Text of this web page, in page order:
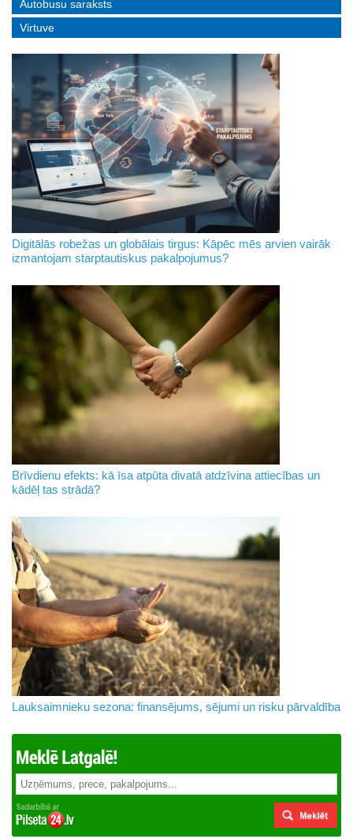
Autobusu saraksts
Virtuve
Digitālās robežas un globālais tirgus: Kāpēc mēs arvien vairāk
izmantojam starptautiskus pakalpojumus?
Brīvdienu efekts: kā īsa atpūta divatā atdzīvina attiecības un
kādēļ tas strādā?
Lauksaimnieku sezona: finansējums, sējumi un risku pārvaldība